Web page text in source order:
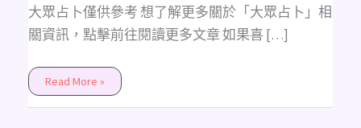
大眾占卜僅供參考 想了解更多關於「大眾占卜」相
關資訊，點擊前往閱讀更多文章 如果喜 […]
類
的
可
測，
股
票
Read More »